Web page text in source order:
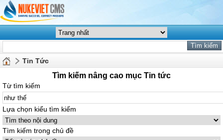
Tin Tức
Tìm kiếm nâng cao mục Tin tức
Từ tìm kiếm
Lựa chọn kiểu tìm kiếm
Tìm kiếm trong chủ đề